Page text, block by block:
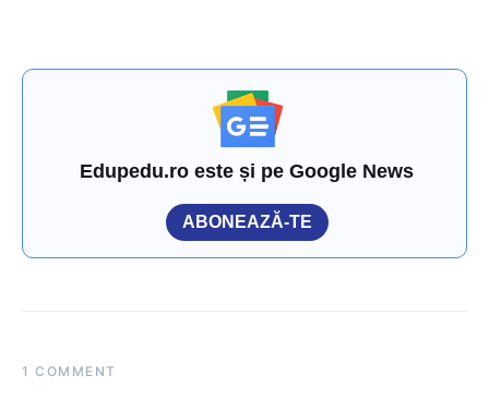
Edupedu.ro este și pe Google News
ABONEAZĂ-TE
1 COMMENT